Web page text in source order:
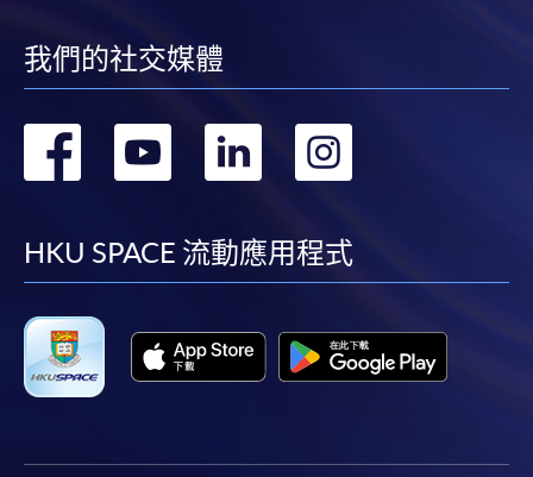
我們的社交媒體
轉
facebook
轉
youtube
轉
linkedin
轉
HKU SPACE 流動應用程式